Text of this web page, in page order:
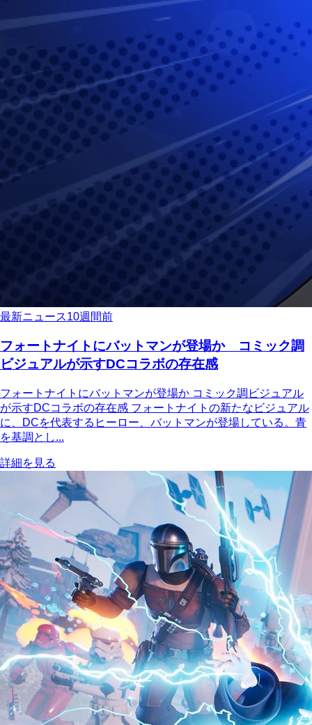
最新ニュース10週間前
フォートナイトにバットマンが登場か コミック調
ビジュアルが示すDCコラボの存在感
フォートナイトにバットマンが登場か コミック調ビジュアル
が示すDCコラボの存在感 フォートナイトの新たなビジュアル
に、DCを代表するヒーロー、バットマンが登場している。青
を基調とし...
詳細を見る